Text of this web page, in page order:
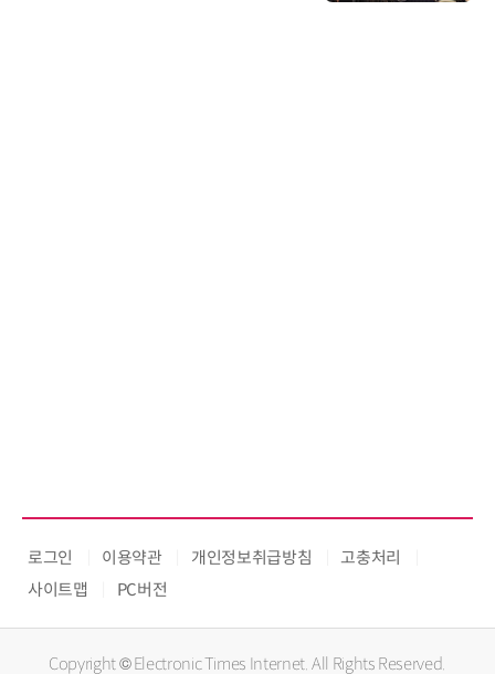
로그인 이용약관 개인정보취급방침
고충처리
사이트맵
PC버전
Copyright © Electronic Times Internet. All Rights Reserved.